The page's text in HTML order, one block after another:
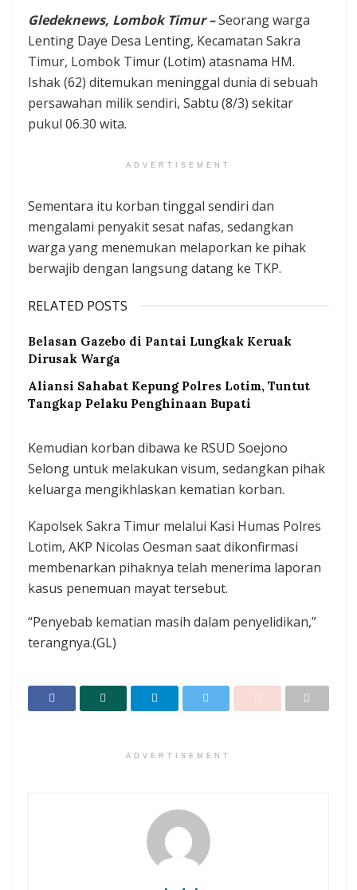
Gledeknews, Lombok Timur –Seorang warga
Lenting Daye Desa Lenting, Kecamatan Sakra
Timur, Lombok Timur (Lotim) atasnama HM.
Ishak (62) ditemukan meninggal dunia di sebuah
persawahan milik sendiri, Sabtu (8/3) sekitar
pukul 06.30 wita.
ADVERTISEMENT
Sementara itu korban tinggal sendiri dan
mengalami penyakit sesat nafas, sedangkan
warga yang menemukan melaporkan ke pihak
berwajib dengan langsung datang ke TKP.
RELATED POSTS
Belasan Gazebo di Pantai Lungkak Keruak
Dirusak Warga
Aliansi Sahabat Kepung Polres Lotim, Tuntut
Tangkap Pelaku Penghinaan Bupati
Kemudian korban dibawa ke RSUD Soejono
Selong untuk melakukan visum, sedangkan pihak
keluarga mengikhlaskan kematian korban.
Kapolsek Sakra Timur melalui Kasi Humas Polres
Lotim, AKP Nicolas Oesman saat dikonfirmasi
membenarkan pihaknya telah menerima laporan
kasus penemuan mayat tersebut.
“Penyebab kematian masih dalam penyelidikan,”
terangnya.(GL)
ADVERTISEMENT